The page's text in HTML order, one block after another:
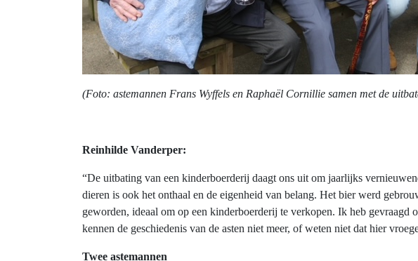
(Foto: astemannen Frans Wyffels en Raphaël Cornillie samen met de
Reinhilde Vanderper:
“De uitbating van een kinderboerderij daagt ons uit om jaarlijks
dieren is ook het onthaal en de eigenheid van belang. Het bier werd
geworden, ideaal om op een kinderboerderij te verkopen. Ik heb gevraagd
kennen de geschiedenis van de asten niet meer, of weten niet dat hier
Twee astemannen